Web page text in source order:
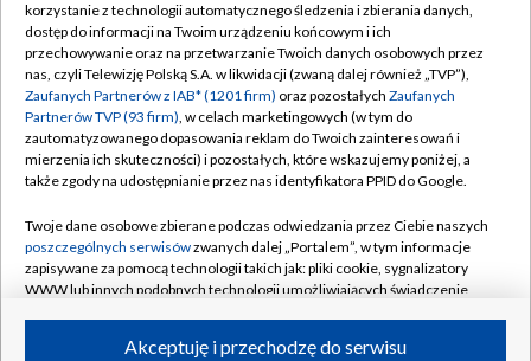
TVP
Abonament TVP
Emisja w TVP
Centrum informacji TVP
Naziemna Telewizja Cyfrowa
Rada Programowa
System NOS
Informacje o nadawcy
Regulamin TVP
Polityka prywatności
Moje zgody
Pomoc
Kontakt
Kanały
korzystanie z technologii automatycznego śledzenia i zbierania danych,
dostęp do informacji na Twoim urządzeniu końcowym i ich
przechowywanie oraz na przetwarzanie Twoich danych osobowych przez
nas, czyli Telewizję Polską S.A. w likwidacji (zwaną dalej również „TVP”),
Zaufanych Partnerów z IAB* (1201 firm) oraz pozostałych Zaufanych
Partnerów TVP (93 firm), w celach marketingowych (w tym do
zautomatyzowanego dopasowania reklam do Twoich zainteresowań i
mierzenia ich skuteczności) i pozostałych, które wskazujemy poniżej, a
także zgody na udostępnianie przez nas identyfikatora PPID do Google.
Twoje dane osobowe zbierane podczas odwiedzania przez Ciebie naszych
poszczególnych serwisówzwanych dalej „Portalem”, w tym informacje
zapisywane za pomocą technologii takich jak: pliki cookie, sygnalizatory
WWW lub innych podobnych technologii umożliwiających świadczenie
ruchu w Internecie.Akceptuję i przechodzę do serwisu